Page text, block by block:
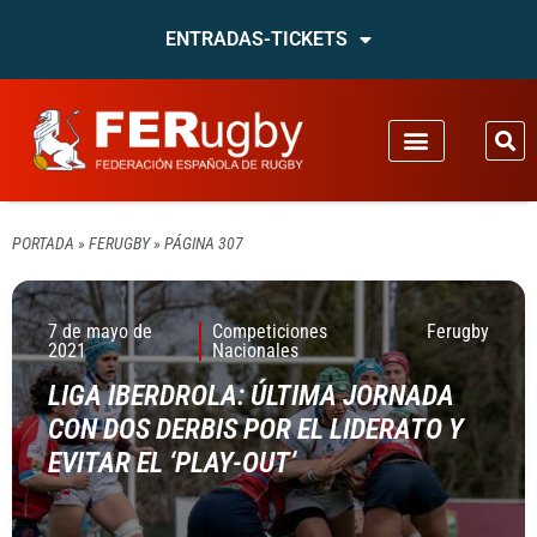
ENTRADAS-TICKETS
PORTADA » FERUGBY» PÁGINA 307
7 de mayo de
2021
Competiciones
Nacionales
Ferugby
LIGA IBERDROLA: ÚLTIMA JORNADA
CON DOS DERBIS POR EL LIDERATO Y
EVITAR EL ‘PLAY-OUT’